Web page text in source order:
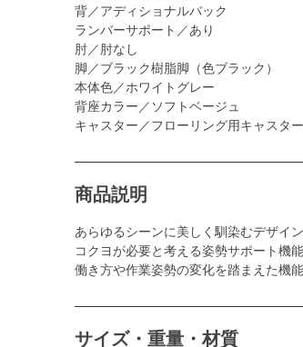
背／アディショナルバック
ランバーサポート／あり
肘／肘なし
脚／ブラック樹脂脚（色ブラック）
本体色／ホワイトグレー
背座カラー／ソフトベージュ
キャスター／フローリング用キャスター
商品説明
あらゆるシーンに美しく馴染むデザイ
コクヨが必要と考える姿勢サポート機
働き方や作業姿勢の変化を踏まえた機
サイズ・重量・材質